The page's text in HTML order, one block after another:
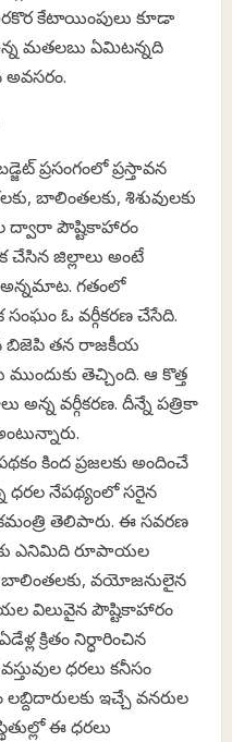
కేటాయింపులు కూడా
మతలబు ఏమిటన్నది
ప్రసంగంలో ప్రస్తావన
బాలింతలకు, శిశువులకు
ద్వారా పౌష్టికాహారం
చేసిన జిల్లాలు అంటే
అన్నమాట. గతంలో
ఓ వర్గీకరణ చేసేది.
బిజెపి తన రాజకీయ
తెచ్చింది. ఆ కొత్త
అన్న వర్గీకరణ. దీన్నే పత్రికా
కింద ప్రజలకు అందించే
ధరల నేపథ్యంలో సరైన
తెలిపారు. ఈ సవరణ
ఎనిమిది రూపాయల
బాలింతలకు, వయోజనులైన
విలువైన పౌష్టికాహారం
క్రితం నిర్ధారించిన
ధరలు కనీసం
ఇచ్చే వనరుల
ఈ ధరలు